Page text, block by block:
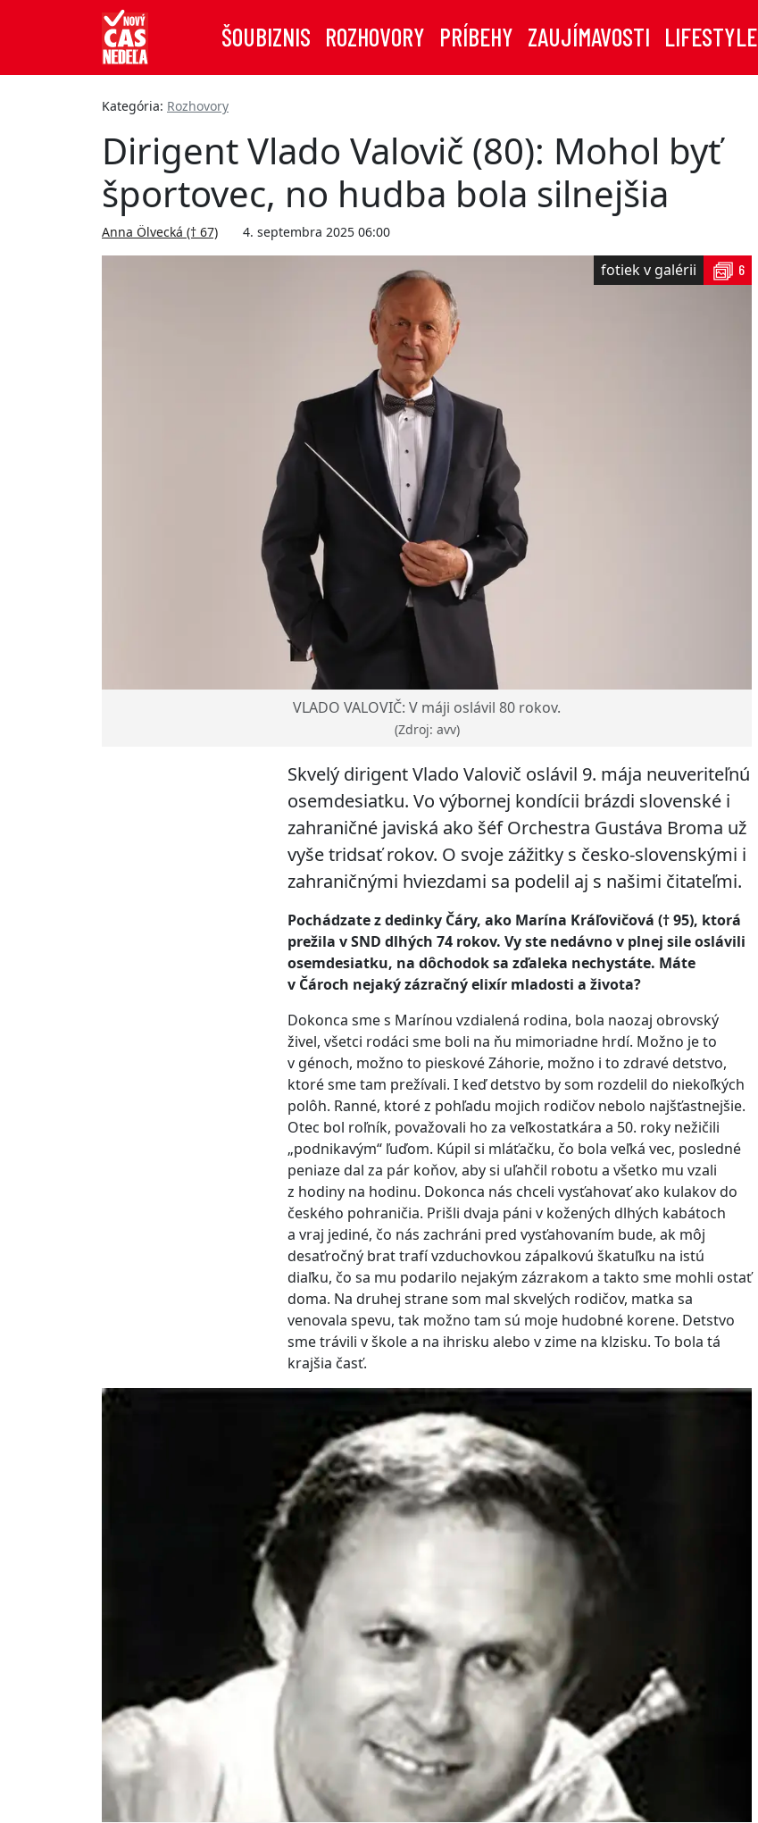
ŠOUBIZNIS ROZHOVORY PRÍBEHY ZAUJÍMAVOSTI LIFESTYLE
Kategória: Rozhovory
Dirigent Vlado Valovič (80): Mohol byť
športovec, no hudba bola silnejšia
Anna Ölvecká († 67) 4. septembra 2025 06:00
fotiek v galérii 6
VLADO VALOVIČ: V máji oslávil 80 rokov.
(Zdroj: avv)
Skvelý dirigent Vlado Valovič oslávil 9. mája neuveriteľnú
osemdesiatku. Vo výbornej kondícii brázdi slovenské i
zahraničné javiská ako šéf Orchestra Gustáva Broma už
vyše tridsať rokov. O svoje zážitky s česko-slovenskými i
zahraničnými hviezdami sa podelil aj s našimi čitateľmi.
Pochádzate z dedinky Čáry, ako Marína Kráľovičová († 95), ktorá
prežila v SND dlhých 74 rokov. Vy ste nedávno v plnej sile oslávili
osemdesiatku, na dôchodok sa zďaleka nechystáte. Máte
v Čároch nejaký zázračný elixír mladosti a života?
Dokonca sme s Marínou vzdialená rodina, bola naozaj obrovský
živel, všetci rodáci sme boli na ňu mimoriadne hrdí. Možno je to
v génoch, možno to pieskové Záhorie, možno i to zdravé detstvo,
ktoré sme tam prežívali. I keď detstvo by som rozdelil do niekoľkých
polôh. Ranné, ktoré z pohľadu mojich rodičov nebolo najšťastnejšie.
Otec bol roľník, považovali ho za veľkostatkára a 50. roky nežičili
„podnikavým“ ľuďom. Kúpil si mláťačku, čo bola veľká vec, posledné
peniaze dal za pár koňov, aby si uľahčil robotu a všetko mu vzali
z hodiny na hodinu. Dokonca nás chceli vysťahovať ako kulakov do
českého pohraničia. Prišli dvaja páni v kožených dlhých kabátoch
a vraj jediné, čo nás zachráni pred vysťahovaním bude, ak môj
desaťročný brat trafí vzduchovkou zápalkovú škatuľku na istú
diaľku, čo sa mu podarilo nejakým zázrakom a takto sme mohli ostať
doma. Na druhej strane som mal skvelých rodičov, matka sa
venovala spevu, tak možno tam sú moje hudobné korene. Detstvo
sme trávili v škole a na ihrisku alebo v zime na klzisku. To bola tá
krajšia časť.